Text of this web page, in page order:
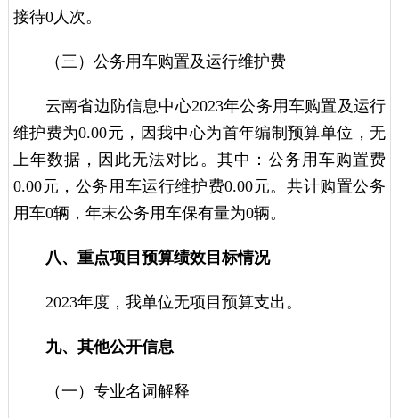
接待0人次。
（三）公务用车购置及运行维护费
云南省边防信息中心2023年公务用车购置及运行
维护费为0.00元，因我中心为首年编制预算单位，无
上年数据，因此无法对比。其中：公务用车购置费
0.00元，公务用车运行维护费0.00元。共计购置公务
用车0辆，年末公务用车保有量为0辆。
八、重点项目预算绩效目标情况
2023年度，我单位无项目预算支出。
九、其他公开信息
（一）专业名词解释